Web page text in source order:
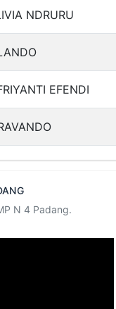
NDRURU
EFENDI
N 4 Padang.